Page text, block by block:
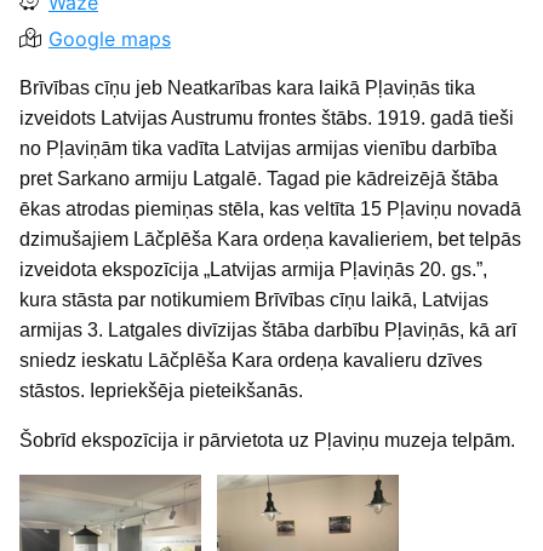
Google maps
Brīvības cīņu jeb Neatkarības kara laikā Pļaviņās tika
izveidots Latvijas Austrumu frontes štābs. 1919. gadā tieši
no Pļaviņām tika vadīta Latvijas armijas vienību darbība
pret Sarkano armiju Latgalē. Tagad pie kādreizējā štāba
ēkas atrodas piemiņas stēla, kas veltīta 15 Pļaviņu novadā
dzimušajiem Lāčplēša Kara ordeņa kavalieriem, bet telpās
izveidota ekspozīcija „Latvijas armija Pļaviņās 20. gs.”,
kura stāsta par notikumiem Brīvības cīņu laikā, Latvijas
armijas 3. Latgales divīzijas štāba darbību Pļaviņās, kā arī
sniedz ieskatu Lāčplēša Kara ordeņa kavalieru dzīves
stāstos. Iepriekšēja pieteikšanās.
Šobrīd ekspozīcija ir pārvietota uz Pļaviņu muzeja telpām.